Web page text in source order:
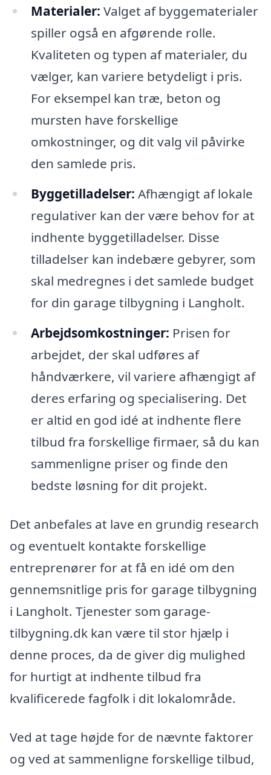
Materialer: Valget af byggematerialer
spiller også en afgørende rolle.
Kvaliteten og typen af materialer, du
vælger, kan variere betydeligt i pris.
For eksempel kan træ, beton og
mursten have forskellige
omkostninger, og dit valg vil påvirke
den samlede pris.
Byggetilladelser: Afhængigt af lokale
regulativer kan der være behov for at
indhente byggetilladelser. Disse
tilladelser kan indebære gebyrer, som
skal medregnes i det samlede budget
for din garage tilbygning i Langholt.
Arbejdsomkostninger: Prisen for
arbejdet, der skal udføres af
håndværkere, vil variere afhængigt af
deres erfaring og specialisering. Det
er altid en god idé at indhente flere
tilbud fra forskellige firmaer, så du kan
sammenligne priser og finde den
bedste løsning for dit projekt.
Det anbefales at lave en grundig research
og eventuelt kontakte forskellige
entreprenører for at få en idé om den
gennemsnitlige pris for garage tilbygning
i Langholt. Tjenester som garage-
tilbygning.dk kan være til stor hjælp i
denne proces, da de giver dig mulighed
for hurtigt at indhente tilbud fra
kvalificerede fagfolk i dit lokalområde.
Ved at tage højde for de nævnte faktorer
og ved at sammenligne forskellige tilbud,